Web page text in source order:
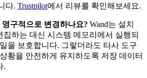
다. Trustpilot에서 리뷰를 확인해보세요.
구적으로 변경하나요? Wand는 설치
하는 대신 시스템 메모리에서 실행되
을 보호합니다. 그렇더라도 타사 도구
황을 안전하게 유지하도록 저장 데이터
.